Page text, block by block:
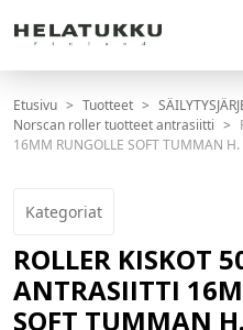
Etusivu Tuotteet
Norscan roller tuotteet antrasiitti
16MM RUNGOLLE SOFT TUMMAN H.
Kategoriat
ROLLER KISKOT
ANTRASIITTI
SOFT TUMMAN H.